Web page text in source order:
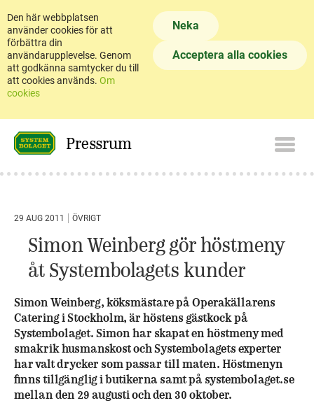
Den här webbplatsen
använder cookies för att
förbättra din
användarupplevelse. Genom
att godkänna samtycker du till
att cookies används. Om
cookies
Neka
Acceptera alla cookies
Pressrum
29 AUG 2011 ÖVRIGT
Simon Weinberg gör höstmeny
åt Systembolagets kunder
Simon Weinberg, köksmästare på Operakällarens
Catering i Stockholm, är höstens gästkock på
Systembolaget. Simon har skapat en höstmeny med
smakrik husmanskost och Systembolagets experter
har valt drycker som passar till maten. Höstmenyn
finns tillgänglig i butikerna samt på systembolaget.se
mellan den 29 augusti och den 30 oktober.